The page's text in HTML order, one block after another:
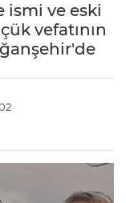
ismi ve eski
vefatının